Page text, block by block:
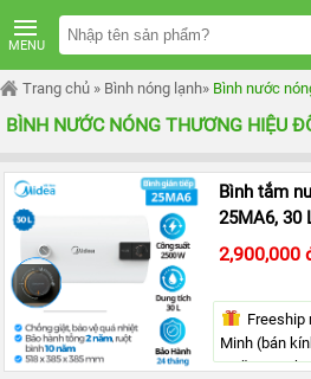
MENU
TRANG
CHỦ
MÁY
LỌC
NƯỚC
KANGAROO
TỦ
MÁY
LỌC
NƯỚC
KANGAROO
TỦ
ĐỨNG
MÁY
LỌC
Trang chủ » Bình nóng lạnh» Bình nước
BÌNH NƯỚC NÓNG THƯƠNG HIỆU
Bình tắm
25MA6, 30
2,900,000
Freeship
Minh (bán
2 năm >>